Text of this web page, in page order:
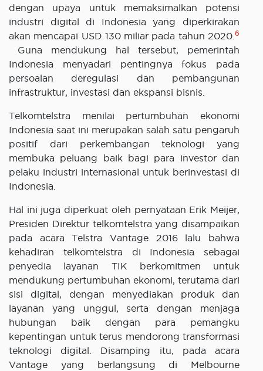
dengan upaya untuk memaksimalkan potensi
industri digital di Indonesia yang diperkirakan
akan mencapai USD 130 miliar pada tahun 2020. 6
Guna mendukung hal tersebut, pemerintah
Indonesia menyadari pentingnya fokus pada
persoalan deregulasi dan pembangunan
infrastruktur, investasi dan ekspansi bisnis.
Telkomtelstra menilai pertumbuhan ekonomi
Indonesia saat ini merupakan salah satu pengaruh
positif dari perkembangan teknologi yang
membuka peluang baik bagi para investor dan
pelaku industri internasional untuk berinvestasi di
Indonesia.
Hal ini juga diperkuat oleh pernyataan Erik Meijer,
Presiden Direktur telkomtelstra yang disampaikan
pada acara Telstra Vantage 2016 lalu bahwa
kehadiran telkomtelstra di Indonesia sebagai
penyedia layanan TIK berkomitmen untuk
mendukung pertumbuhan ekonomi, terutama dari
sisi digital, dengan menyediakan produk dan
layanan yang unggul, serta dengan menjaga
hubungan baik dengan para pemangku
kepentingan untuk terus mendorong transformasi
teknologi digital. Disamping itu, pada acara
Vantage yang berlangsung di Melbourne